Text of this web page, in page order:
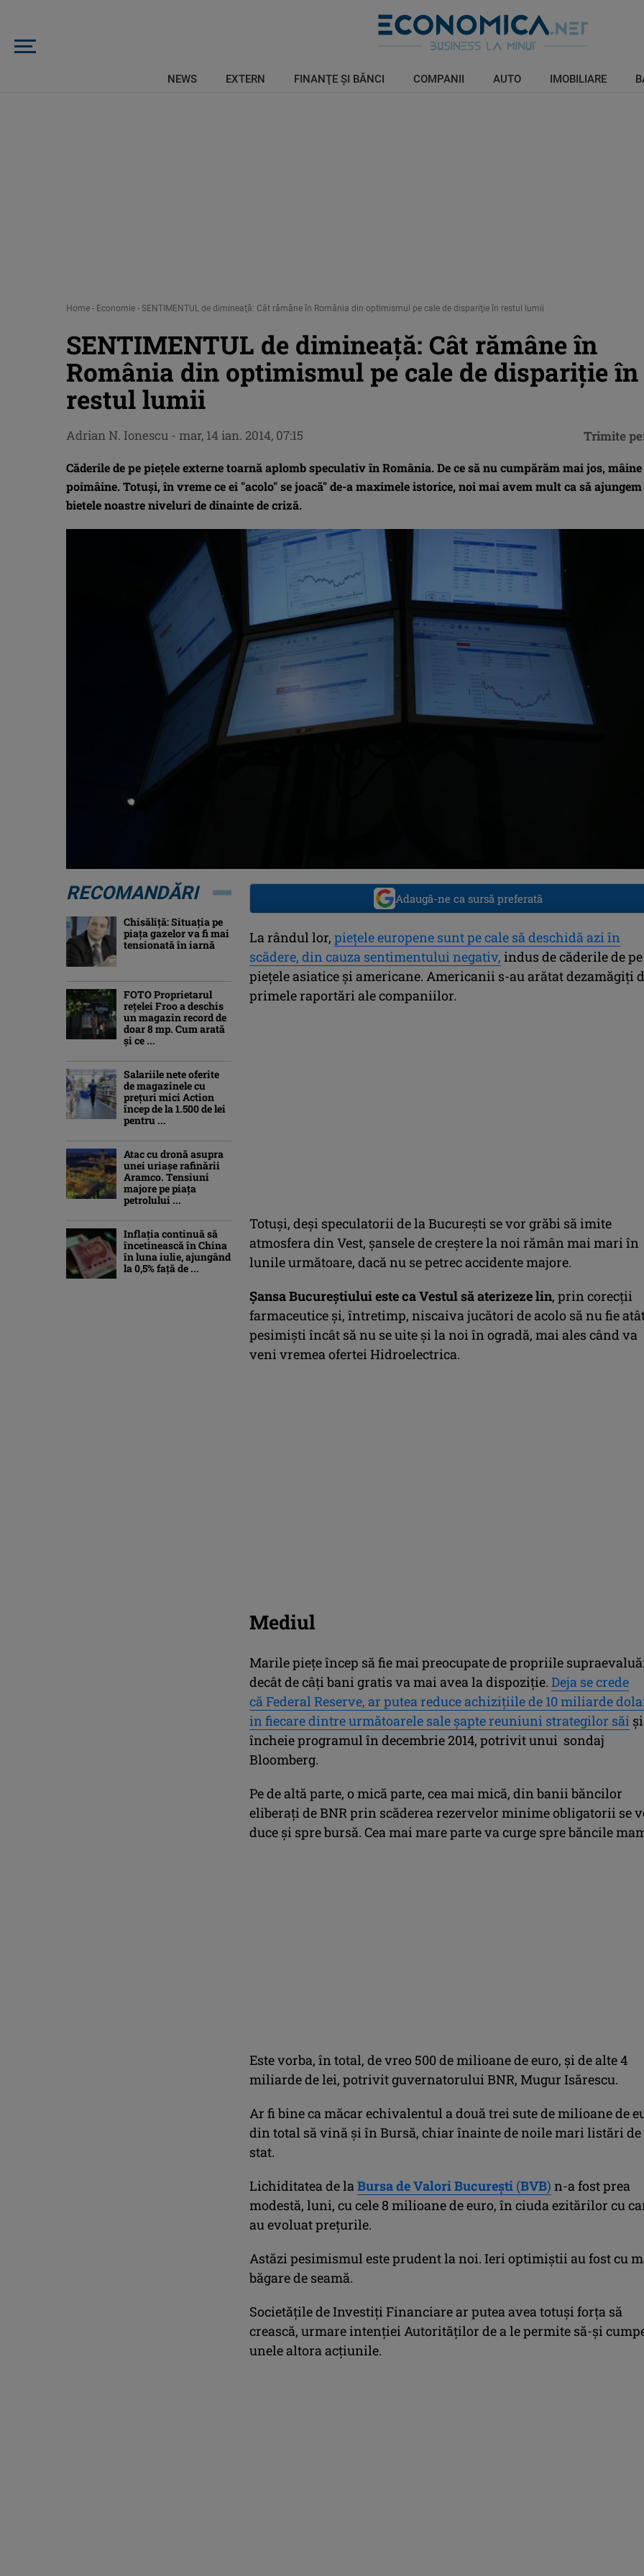
NEWS EXTERN FINANŢE ŞI BĂNCI COMPANII AUTO IMOBILIARE
Home - Economie - SENTIMENTUL de dimineaţă: Cât rămâne în România din optimismul pe cale de dispariţie în restul lumii
SENTIMENTUL de dimineaţă: Cât rămâne în
România din optimismul pe cale de dispariţie în
restul lumii
Căderile de pe pieţele externe toarnă aplomb speculativ în România. De ce să nu cumpărăm mai jos, mâine
poimâine. Totuşi, în vreme ce ei "acolo" se joacă" de-a maximele istorice, noi mai avem mult ca să
bietele noastre niveluri de dinainte de criză.
Adrian N. Ionescu - mar, 14 ian. 2014, 07:15 Trimite
Adaugă-ne ca sursă preferată
La rândul lor, pieţele europene sunt pe cale să deschidă azi în
scădere, din cauza sentimentului negativ, indus de căderile de pe
pieţele asiatice şi americane. Americanii s-au arătat dezamăgiţi
primele raportări ale companiilor.
Totuşi, deşi speculatorii de la Bucureşti se vor grăbi să imite
atmosfera din Vest, şansele de creştere la noi rămân mai mari în
lunile următoare, dacă nu se petrec accidente majore.
Şansa Bucureştiului este ca Vestul să aterizeze lin, prin corecţii
farmaceutice şi, întretimp, niscaiva jucători de acolo să nu fie
pesimişti încât să nu se uite şi la noi în ogradă, mai ales când va
veni vremea ofertei Hidroelectrica.
Mediul
Marile pieţe încep să fie mai preocupate de propriile
decât de câţi bani gratis va mai avea la dispoziţie. Deja se crede
că Federal Reserve, ar putea reduce achizițiile de 10 miliarde
in fiecare dintre următoarele sale șapte reuniuni strategilor săi
încheie programul în decembrie 2014, potrivit unui sondaj
Bloomberg.
Pe de altă parte, o mică parte, cea mai mică, din banii băncilor
eliberaţi de BNR prin scăderea rezervelor minime obligatorii se
duce şi spre bursă. Cea mai mare parte va curge spre băncile
Este vorba, în total, de vreo 500 de milioane de euro, şi de alte 4
miliarde de lei, potrivit guvernatorului BNR, Mugur Isărescu.
Ar fi bine ca măcar echivalentul a două trei sute de milioane de
din total să vină şi în Bursă, chiar înainte de noile mari listări de
stat.
Lichiditatea de la Bursa de Valori Bucureşti (BVB) n-a fost prea
modestă, luni, cu cele 8 milioane de euro, în ciuda ezitărilor cu
au evoluat preţurile.
Astăzi pesimismul este prudent la noi. Ieri optimiştii au fost cu
băgare de seamă.
Societăţile de Investiţi Financiare ar putea avea totuşi forţa să
crească, urmare intenţiei Autorităţilor de a le permite să-şi
unele altora acţiunile.
RECOMANDĂRI
Chisăliţă: Situaţia pe
piaţa gazelor va fi mai
tensionată în iarnă
FOTO Proprietarul
rețelei Froo a deschis
un magazin record de
doar 8 mp. Cum arată
și ce ...
Salariile nete oferite
de magazinele cu
prețuri mici Action
încep de la 1.500 de lei
pentru ...
Atac cu dronă asupra
unei uriașe rafinării
Aramco. Tensiuni
majore pe piața
petrolului ...
Inflaţia continuă să
încetinească în China
în luna iulie, ajungând
la 0,5% faţă de ...